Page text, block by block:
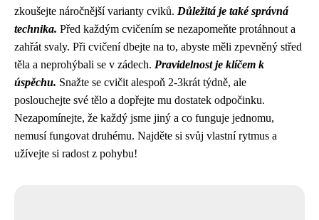
zkoušejte náročnější varianty cviků. Důležitá je také správná
technika. Před každým cvičením se nezapomeňte protáhnout a
zahřát svaly. Při cvičení dbejte na to, abyste měli zpevněný střed
těla a neprohýbali se v zádech. Pravidelnost je klíčem k
úspěchu. Snažte se cvičit alespoň 2-3krát týdně, ale
poslouchejte své tělo a dopřejte mu dostatek odpočinku.
Nezapomínejte, že každý jsme jiný a co funguje jednomu,
nemusí fungovat druhému. Najděte si svůj vlastní rytmus a
užívejte si radost z pohybu!